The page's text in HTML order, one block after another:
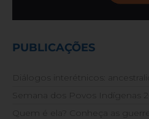
PUBLICAÇÕES
Diálogos interétnicos:
Semana dos Povos Indígenas
Quem é ela? Conheça as